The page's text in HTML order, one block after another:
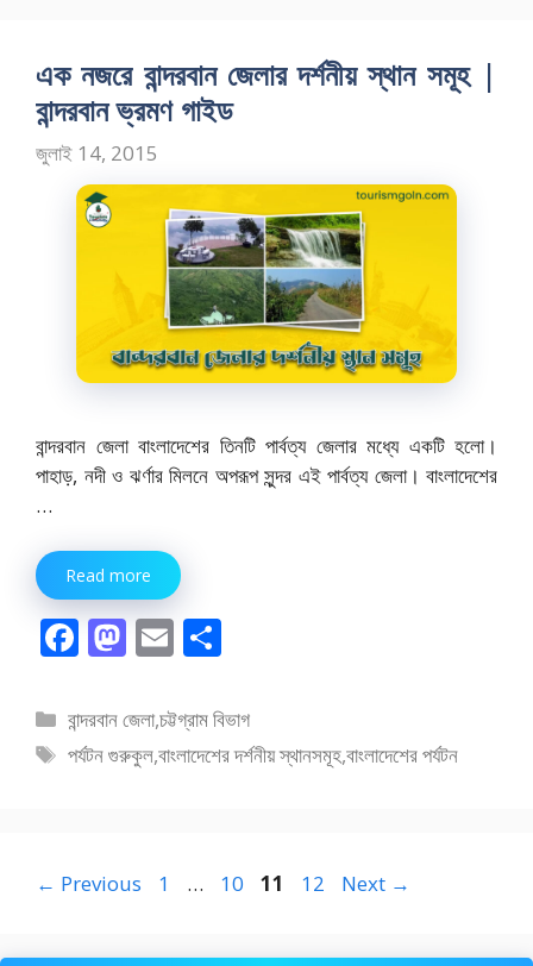
এক নজরে বান্দরবান জেলার দর্শনীয় স্থান সমূহ |
বান্দরবান ভ্রমণ গাইড
জুলাই 14, 2015
বান্দরবান জেলা বাংলাদেশের তিনটি পার্বত্য জেলার মধ্যে একটি হলো।
পাহাড়, নদী ও ঝর্ণার মিলনে অপরূপ সুন্দর এই পার্বত্য জেলা। বাংলাদেশের
…
Read more
F
e
b
M
to
d
E
ai
l
ar
e
বিভাগ
সমূহ
বান্দরবান জেলা,চট্টগ্রাম বিভাগ
ট্যাগ
পর্যটন গুরুকুল,বাংলাদেশের দর্শনীয় স্থানসমূহ,বাংলাদেশের পর্যটন
← Previous Page
1 … Page
10 Page
11 Page
12 Next →